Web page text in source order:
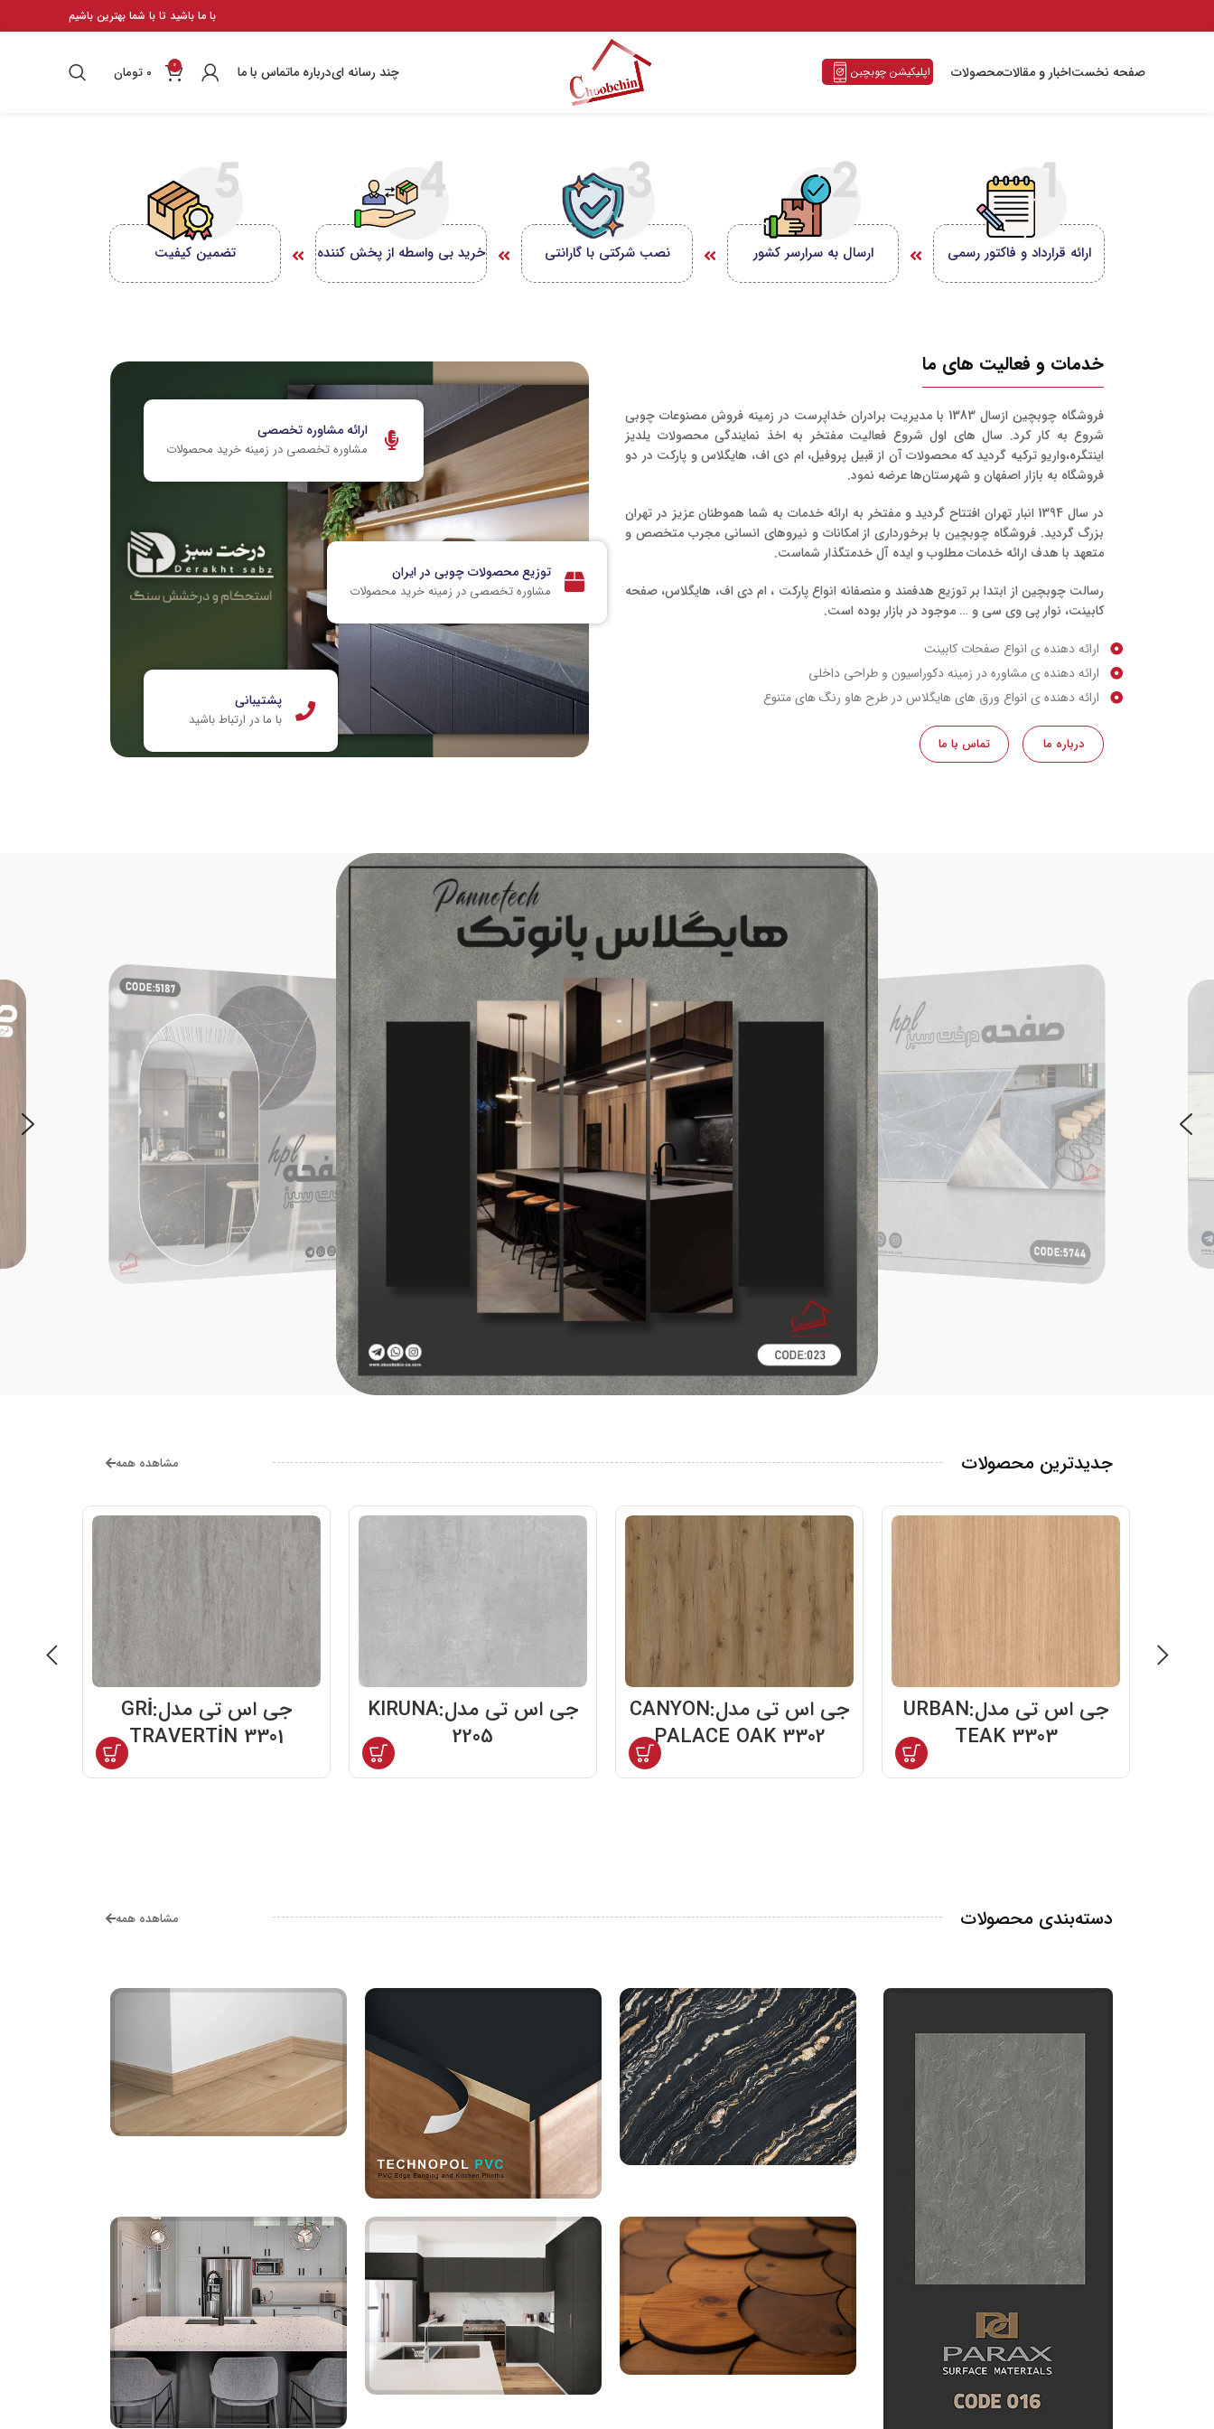
با ما باشید تا با شما بهترین باشیم
صفحه نخستاخبار و مقالاتمحصولات اپلیکیشن چوبچبن چند رسانه ایدرباره ماتماس با ما 0 ۰ تومان
ارائه قرارداد و فاکتور رسمی ارسال به سرارسر کشور نصب شرکتی با گارانتی خرید بی واسطه از پخش کننده تضمین کیفیت
خدمات و فعالیت های ما
فروشگاه چوبچین ازسال 1383 با مدیریت برادران خداپرست در زمینه فروش مصنوعات چوبی
شروع به کار کرد. سال های اول شروع فعالیت مفتخر به اخذ نمایندگی محصولات یلدیز
اینتگره،واریو ترکیه گردید که محصولات آن از قبیل پروفیل، ام دی اف، هایگلاس و پارکت در دو
فروشگاه به بازار اصفهان و شهرستان‌ها عرضه نمود.
در سال 1394 انبار تهران افتتاح گردید و مفتخر به ارائه خدمات به شما هموطنان عزیز در تهران
بزرگ گردید. فروشگاه چوبچین با برخورداری از امکانات و نیروهای انسانی مجرب متخصص و
متعهد با هدف ارائه خدمات مطلوب و ایده آل خدمتگذار شماست.
رسالت چوبچین از ابتدا بر توزیع هدفمند و منصفانه انواع پارکت ، ام دی اف، هایگلاس، صفحه
کابینت، نوار پی وی سی و … موجود در بازار بوده است.
ارائه دهنده ی انواع صفحات کابینت
ارائه دهنده ی مشاوره در زمینه دکوراسیون و طراحی داخلی
ارائه دهنده ی انواع ورق های هایگلاس در طرح هاو رنگ های متنوع
درباره ما تماس با ما
ارائه مشاوره تخصصی
مشاوره تخصصی در زمینه خرید محصولات
توزیع محصولات چوبی در ایران
مشاوره تخصصی در زمینه خرید محصولات
پشتیبانی
با ما در ارتباط باشید
جدیدترین محصولات مشاهده همه
جی اس تی مدل:URBAN
TEAK 3303
جی اس تی مدل:CANYON
PALACE OAK 3302
جی اس تی مدل:KIRUNA
2205
جی اس تی مدل:GRİ
TRAVERTİN 3301
دسته‌بندی محصولات مشاهده همه